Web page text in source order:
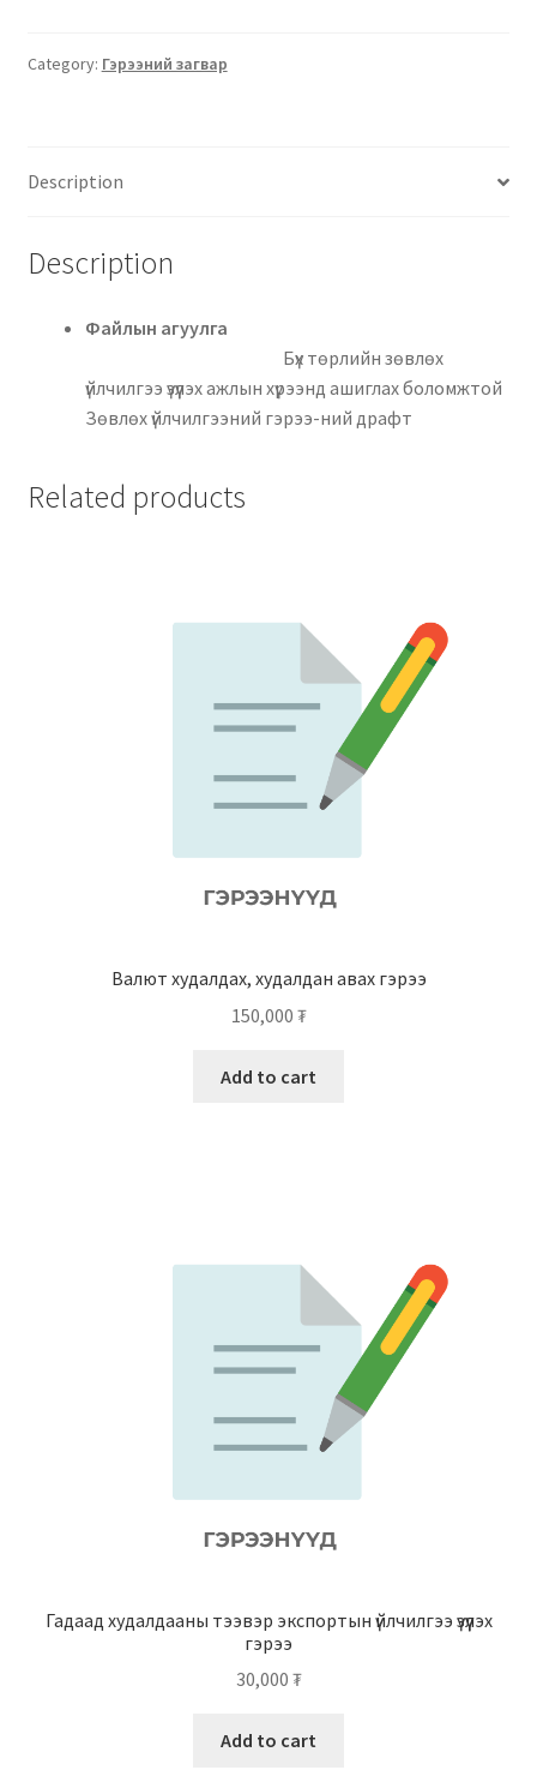
Category: Гэрээний загвар
Description
Description
Файлын агуулга
Бүх төрлийн зөвлөх
үйлчилгээ үзүүлэх ажлын хүрээнд ашиглах боломжтой
Зөвлөх үйлчилгээний гэрээ-ний драфт
Related products
Валют худалдах, худалдан авах гэрээ
150,000 ₮
Add to cart
Гадаад худалдааны тээвэр экспортын үйлчилгээ үзүүлэх
гэрээ
30,000 ₮
Add to cart